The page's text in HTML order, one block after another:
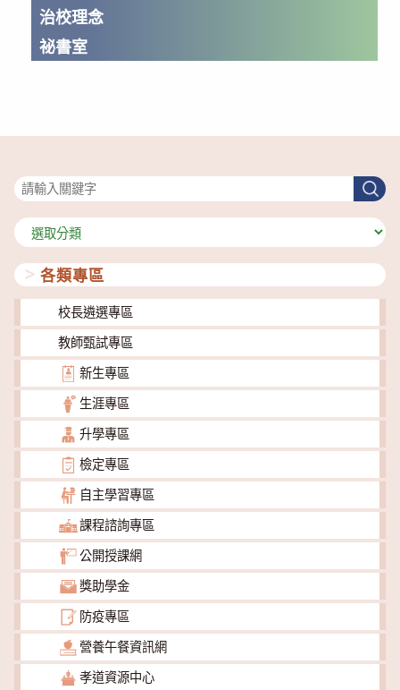
治校理念
祕書室
搜
尋
分
類
各類專區
校長遴選專區
教師甄試專區
新生專區
生涯專區
升學專區
檢定專區
自主學習專區
課程諮詢專區
公開授課網
獎助學金
防疫專區
營養午餐資訊網
孝道資源中心